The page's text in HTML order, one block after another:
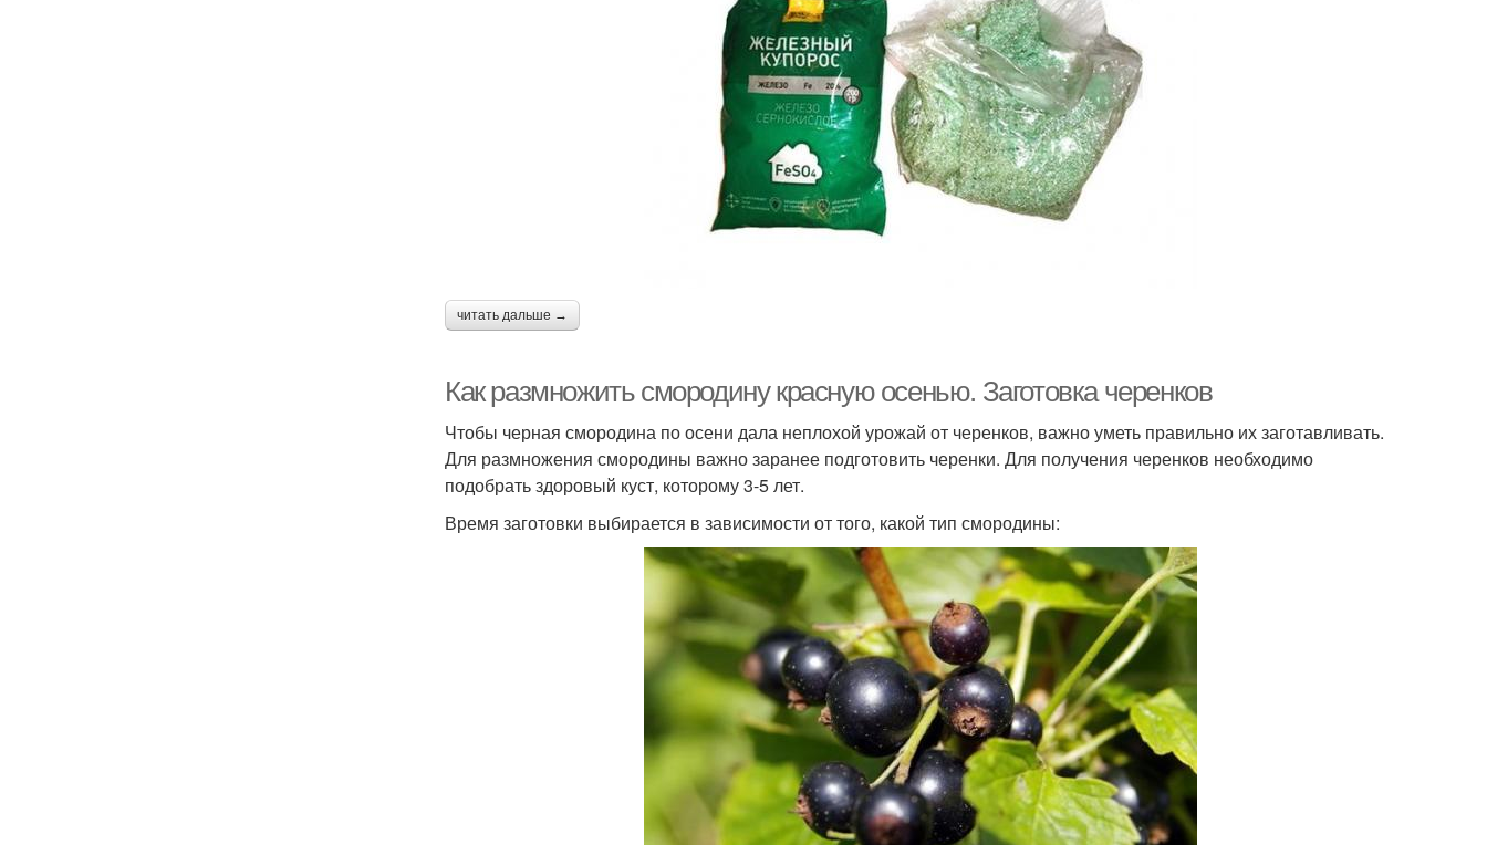
читать дальше →
Как размножить смородину красную осенью. Заготовка черенков
Чтобы черная смородина по осени дала неплохой урожай от черенков, важно уметь правильно их заготавливать.
Для размножения смородины важно заранее подготовить черенки. Для получения черенков необходимо
подобрать здоровый куст, которому 3-5 лет.
Время заготовки выбирается в зависимости от того, какой тип смородины: